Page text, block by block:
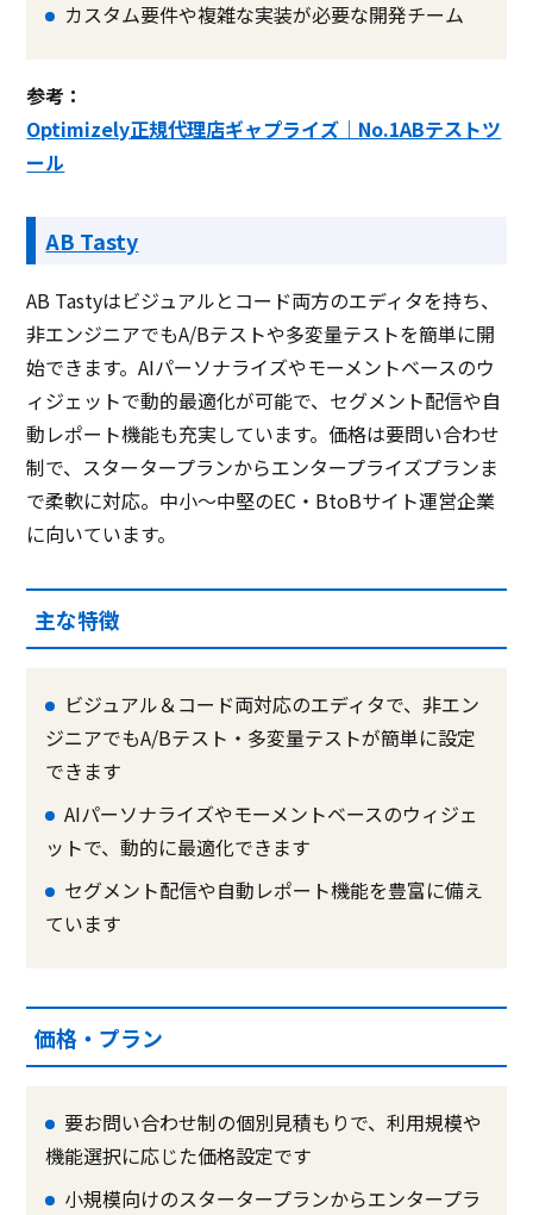
カスタム要件や複雑な実装が必要な開発チーム
参考：
Optimizely正規代理店ギャプライズ｜No.1ABテストツ
ール
AB Tasty
AB Tastyはビジュアルとコード両方のエディタを持ち、
非エンジニアでもA/Bテストや多変量テストを簡単に開
始できます。AIパーソナライズやモーメントベースのウ
ィジェットで動的最適化が可能で、セグメント配信や自
動レポート機能も充実しています。価格は要問い合わせ
制で、スタータープランからエンタープライズプランま
で柔軟に対応。中小～中堅のEC・BtoBサイト運営企業
に向いています。
主な特徴
ビジュアル＆コード両対応のエディタで、非エン
ジニアでもA/Bテスト・多変量テストが簡単に設定
できます
AIパーソナライズやモーメントベースのウィジェ
ットで、動的に最適化できます
セグメント配信や自動レポート機能を豊富に備え
ています
価格・プラン
要お問い合わせ制の個別見積もりで、利用規模や
機能選択に応じた価格設定です
小規模向けのスタータープランからエンタープラ